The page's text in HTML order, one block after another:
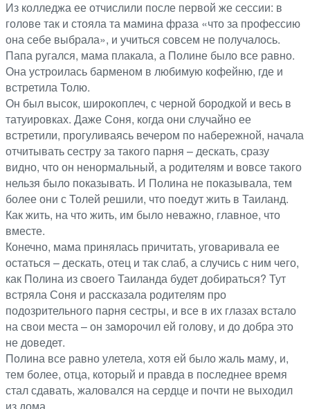
Из колледжа ее отчислили после первой же сессии: в
голове так и стояла та мамина фраза «что за профессию
она себе выбрала», и учиться совсем не получалось.
Папа ругался, мама плакала, а Полине было все равно.
Она устроилась барменом в любимую кофейню, где и
встретила Толю.
Он был высок, широкоплеч, с черной бородкой и весь в
татуировках. Даже Соня, когда они случайно ее
встретили, прогуливаясь вечером по набережной, начала
отчитывать сестру за такого парня – дескать, сразу
видно, что он ненормальный, а родителям и вовсе такого
нельзя было показывать. И Полина не показывала, тем
более они с Толей решили, что поедут жить в Таиланд.
Как жить, на что жить, им было неважно, главное, что
вместе.
Конечно, мама принялась причитать, уговаривала ее
остаться – дескать, отец и так слаб, а случись с ним чего,
как Полина из своего Таиланда будет добираться? Тут
встряла Соня и рассказала родителям про
подозрительного парня сестры, и все в их глазах встало
на свои места – он заморочил ей голову, и до добра это
не доведет.
Полина все равно улетела, хотя ей было жаль маму, и,
тем более, отца, который и правда в последнее время
стал сдавать, жаловался на сердце и почти не выходил
из дома.